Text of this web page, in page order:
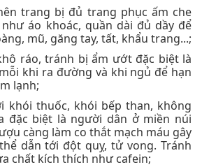
trang bị đủ trang phục ấm che
áo khoác, quần dài đủ dầy để
mũ, găng tay, tất, khẩu trang...;
ráo, tránh bị ẩm ướt đặc biệt là
khi ra đường và khi ngủ để hạn
lạnh;
khói thuốc, khói bếp than, không
đặc biệt là người dân ở miền núi
càng làm co thắt mạch máu gây
dẫn tới đột quỵ, tử vong. Tránh
chất kích thích như cafein;